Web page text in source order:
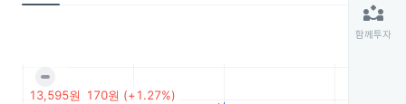
partner_exchange
함께투자